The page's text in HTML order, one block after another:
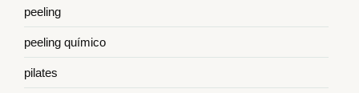
peeling
peeling químico
pilates